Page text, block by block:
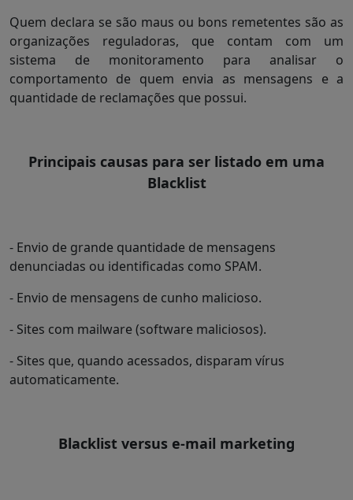
Quem declara se são maus ou bons remetentes são as
organizações reguladoras, que contam com um
sistema de monitoramento para analisar o
comportamento de quem envia as mensagens e a
quantidade de reclamações que possui.
Principais causas para ser listado em uma
Blacklist
- Envio de grande quantidade de mensagens
denunciadas ou identificadas como SPAM.
- Envio de mensagens de cunho malicioso.
- Sites com mailware (software maliciosos).
- Sites que, quando acessados, disparam vírus
automaticamente.
Blacklist versus e-mail marketing